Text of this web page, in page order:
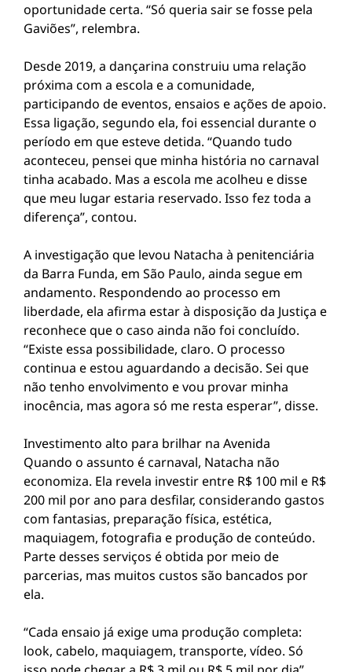
oportunidade certa. “Só queria sair se fosse pela
Gaviões”, relembra.
Desde 2019, a dançarina construiu uma relação
próxima com a escola e a comunidade,
participando de eventos, ensaios e ações de apoio.
Essa ligação, segundo ela, foi essencial durante o
período em que esteve detida. “Quando tudo
aconteceu, pensei que minha história no carnaval
tinha acabado. Mas a escola me acolheu e disse
que meu lugar estaria reservado. Isso fez toda a
diferença”, contou.
A investigação que levou Natacha à penitenciária
da Barra Funda, em São Paulo, ainda segue em
andamento. Respondendo ao processo em
liberdade, ela afirma estar à disposição da Justiça e
reconhece que o caso ainda não foi concluído.
“Existe essa possibilidade, claro. O processo
continua e estou aguardando a decisão. Sei que
não tenho envolvimento e vou provar minha
inocência, mas agora só me resta esperar”, disse.
Investimento alto para brilhar na Avenida
Quando o assunto é carnaval, Natacha não
economiza. Ela revela investir entre R$ 100 mil e R$
200 mil por ano para desfilar, considerando gastos
com fantasias, preparação física, estética,
maquiagem, fotografia e produção de conteúdo.
Parte desses serviços é obtida por meio de
parcerias, mas muitos custos são bancados por
ela.
“Cada ensaio já exige uma produção completa:
look, cabelo, maquiagem, transporte, vídeo. Só